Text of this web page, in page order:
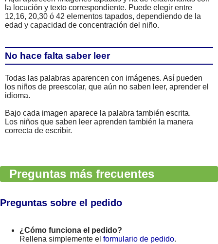
la locución y texto correspondiente. Puede elegir entre
12,16, 20,30 ó 42 elementos tapados, dependiendo de la
edad y capacidad de concentración del niño.
No hace falta saber leer
Todas las palabras aparencen con imágenes. Así pueden
los niños de preescolar, que aún no saben leer, aprender el
idioma.
Bajo cada imagen aparece la palabra también escrita.
Los niños que saben leer aprenden también la manera
correcta de escribir.
Preguntas más frecuentes
Preguntas sobre el pedido
¿Cómo funciona el pedido?
Rellena simplemente el formulario de pedido.